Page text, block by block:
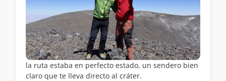
la ruta estaba en perfecto estado, un sendero bien
claro que te lleva directo al cráter.